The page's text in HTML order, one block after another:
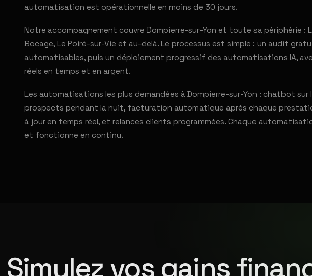
automatisation est opérationnelle en moins de 30 jours.
Notre accompagnement couvre Dompierre-sur-Yon et toute sa périphérie :
Bocage, Le Poiré-sur-Vie et au-delà. Le processus est simple : un audit
automatisables, puis un déploiement progressif des automatisations IA,
réels en temps et en argent.
Les automatisations les plus demandées à Dompierre-sur-Yon : chatbot
prospects pendant la nuit, facturation automatique après chaque
à jour en temps réel, et relances clients programmées. Chaque
et fonctionne en continu.
Simulez vos gains